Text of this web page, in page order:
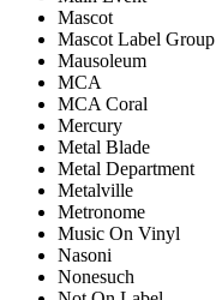
Mascot
Mascot Label Group
Mausoleum
MCA
MCA Coral
Mercury
Metal Blade
Metal Department
Metalville
Metronome
Music On Vinyl
Nasoni
Nonesuch